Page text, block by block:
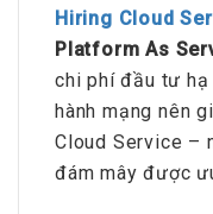
Hiring Cloud
Platform As
chi phí đầu tư
hành mạng nên
Cloud Service –
đám mây được